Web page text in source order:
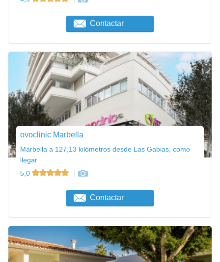
Contactar
ovoclinic Marbella
Marbella a 127,13 kilómetros desde Las Gabias, como
llegar
5,0
Contactar